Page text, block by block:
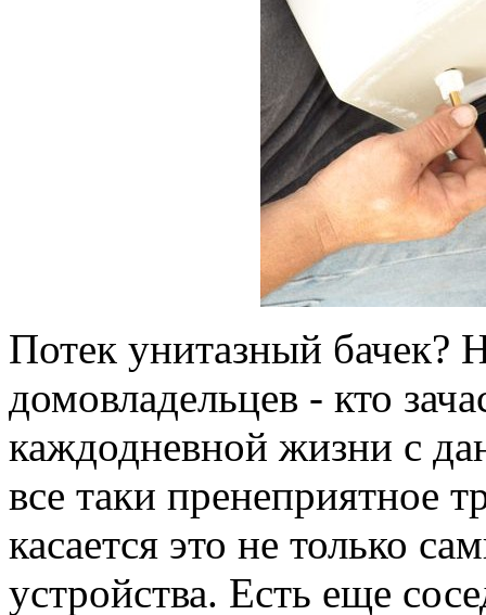
Потек унитазный бачек?
домовладельцев - кто
каждодневной жизни с
все таки пренеприятное
касается это не только
устройства. Есть еще